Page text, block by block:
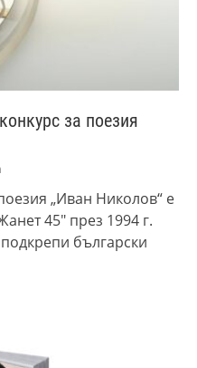
за поезия
„Иван Николов“ е
45″ през 1994 г.
български